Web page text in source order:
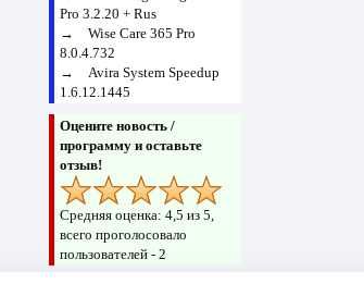
Pro 3.2.20 + Rus
→ Wise Care 365 Pro
8.0.4.732
→ Avira System Speedup
1.6.12.1445
Оцените новость /
программу и оставьте
отзыв!
Средняя оценка: 4,5 из 5,
всего проголосовало
пользователей - 2